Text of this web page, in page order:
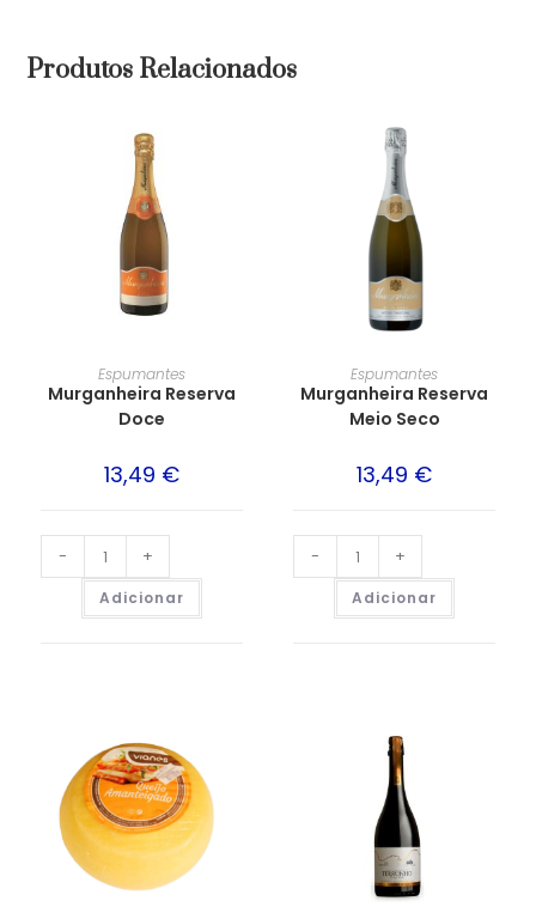
Produtos Relacionados
Espumantes
Murganheira Reserva
Doce
13,49 €
- +
Adicionar
Espumantes
Murganheira Reserva
Meio Seco
13,49 €
- +
Adicionar